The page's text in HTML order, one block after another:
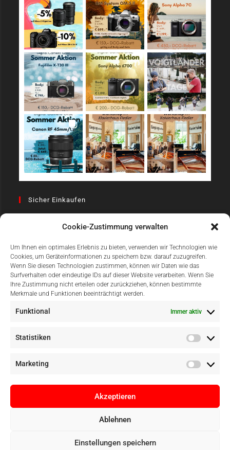
Cookie-Zustimmung verwalten
Um Ihnen ein optimales Erlebnis zu bieten, verwenden wir Technologien wie
Cookies, um Geräteinformationen zu speichern bzw. darauf zuzugreifen.
Wenn Sie diesen Technologien zustimmen, können wir Daten wie das
Surfverhalten oder eindeutige IDs auf dieser Website verarbeiten. Wenn Sie
Ihre Zustimmung nicht erteilen oder zurückziehen, können bestimmte
Merkmale und Funktionen beeinträchtigt werden.
Funktional Immer aktiv
Statistiken
Marketing
Akzeptieren
Ablehnen
Einstellungen speichern
Sicher Einkaufen
Einfach Online Bezahlen
Commerce bypathways digital, Mallorca